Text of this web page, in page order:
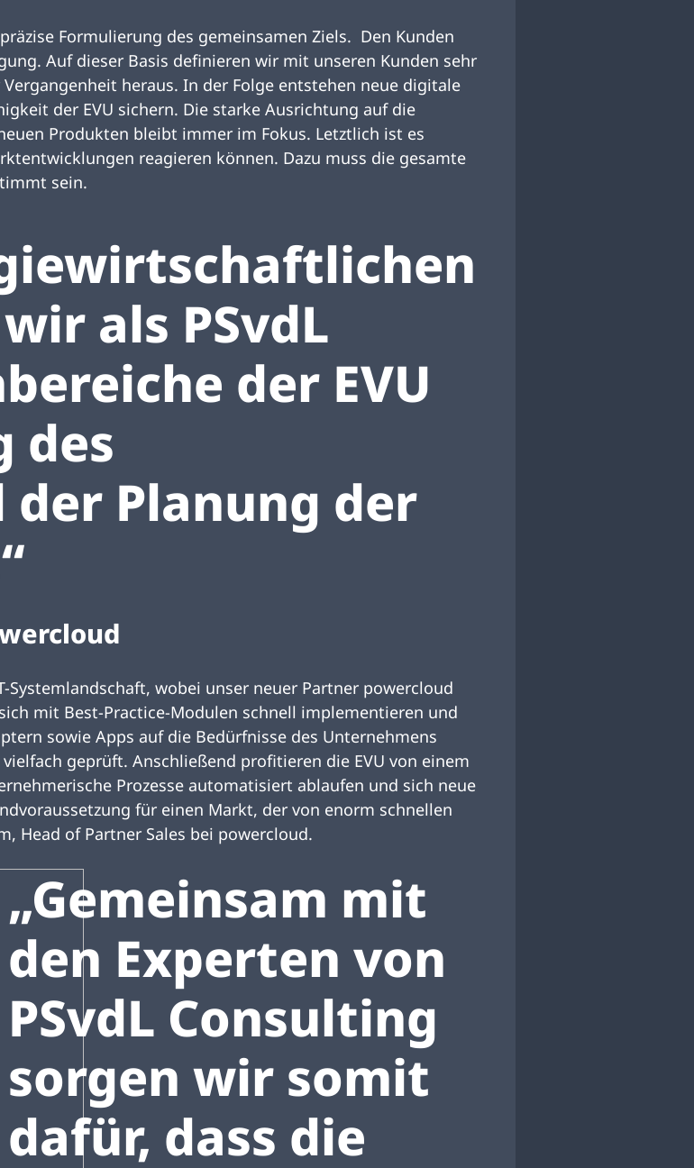
Formulierung des gemeinsamen Ziels. Den Kunden
Auf dieser Basis definieren wir mit unseren Kunden sehr
heraus. In der Folge entstehen neue digitale
der EVU sichern. Die starke Ausrichtung auf die
Produkten bleibt immer im Fokus. Letztlich ist es
reagieren können. Dazu muss die gesamte
sein.
als PSvdL
der EVU
des
der Planung der
wobei unser neuer Partner powercloud
mit Best-Practice-Modulen schnell implementieren und
sowie Apps auf die Bedürfnisse des Unternehmens
geprüft. Anschließend profitieren die EVU von einem
Prozesse automatisiert ablaufen und sich neue
für einen Markt, der von enorm schnellen
Head of Partner Sales bei powercloud.
„Gemeinsam mit
den Experten von
PSvdL Consulting
sorgen wir somit
dafür, dass die